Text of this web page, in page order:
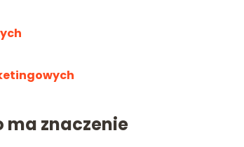
ma znaczenie